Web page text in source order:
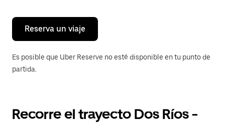
el
calendario.
Reserva un viaje
Es posible que Uber Reserve no esté disponible en tu punto de
partida.
Recorre el trayecto Dos Ríos -